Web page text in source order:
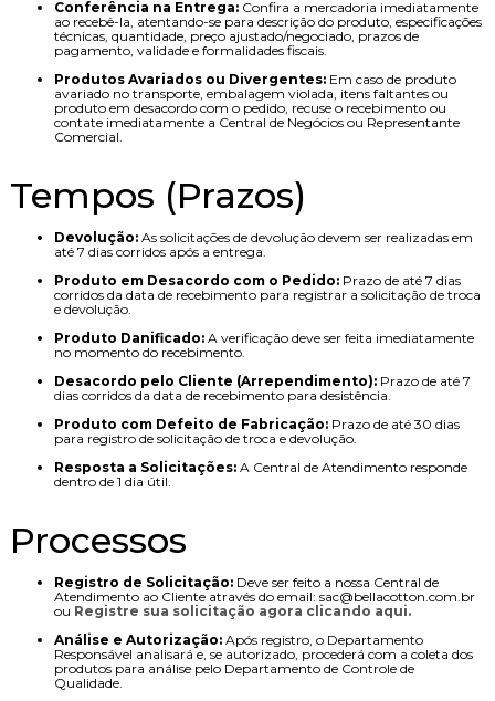
Conferência na Entrega: Confira a mercadoria imediatamente
ao recebê-la, atentando-se para descrição do produto, especificações
técnicas, quantidade, preço ajustado/negociado, prazos de
pagamento, validade e formalidades fiscais.
Produtos Avariados ou Divergentes: Em caso de produto
avariado no transporte, embalagem violada, itens faltantes ou
produto em desacordo com o pedido, recuse o recebimento ou
contate imediatamente a Central de Negócios ou Representante
Comercial.
Tempos (Prazos)
Devolução:As solicitações de devolução devem ser realizadas em
até 7 dias corridos após a entrega.
Produto em Desacordo com o Pedido:Prazo de até 7 dias
corridos da data de recebimento para registrar a solicitação de troca
e devolução.
Produto Danificado:A verificação deve ser feita imediatamente
no momento do recebimento.
Desacordo pelo Cliente (Arrependimento): Prazo de até 7
dias corridos da data de recebimento para desistência.
Produto com Defeito de Fabricação: Prazo de até 30 dias
para registro de solicitação de troca e devolução.
Resposta a Solicitações:A Central de Atendimento responde
dentro de 1 dia útil.
Processos
Registro de Solicitação:Deve ser feito a nossa Central de
Atendimento ao Cliente através do email: sac@bellacotton.com.br
ou Registre sua solicitação agora clicando aqui.
Análise e Autorização:Após registro, o Departamento
Responsável analisará e, se autorizado, procederá com a coleta dos
produtos para análise pelo Departamento de Controle de
Qualidade.